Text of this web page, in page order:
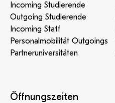
Incoming Studierende
Outgoing Studierende
Incoming Staff
Personalmobilität Outgoings
Partneruniversitäten
Öffnungszeiten